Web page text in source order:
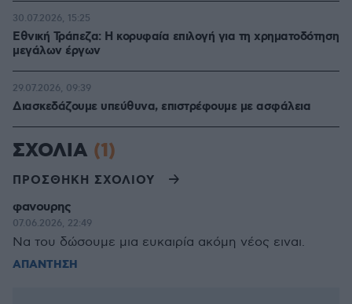
Εθνική Τράπεζα: Η κορυφαία επιλογή για τη χρηματοδότηση
μεγάλων έργων
30.07.2026, 15:25
Διασκεδάζουμε υπεύθυνα, επιστρέφουμε με ασφάλεια
29.07.2026, 09:39
ΣΧΟΛΙΑ (1)
ΠΡΟΣΘΗΚΗ ΣΧΟΛΙΟΥ
φανουρης
07.06.2026, 22:49
Να του δώσουμε μια ευκαιρία ακόμη νέος ειναι.
ΑΠΑΝΤΗΣΗ